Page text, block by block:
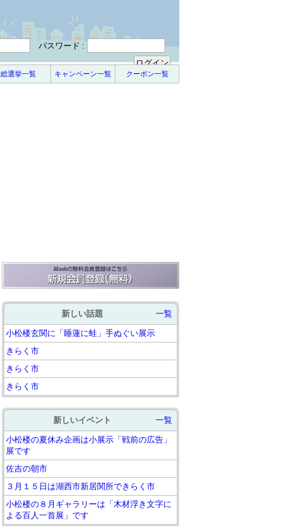
パスワード :
総選挙一覧 キャンペーン一覧 クーポン一覧
新しい話題 一覧
小松楼玄関に「睡蓮に蛙」手ぬぐい展示
きらく市
きらく市
きらく市
新しいイベント 一覧
小松楼の夏休み企画は小展示「戦前の広告」
展です
佐吉の朝市
３月１５日は湖西市新居関所できらく市
小松楼の８月ギャラリーは「木材浮き文字に
よる百人一首展」です